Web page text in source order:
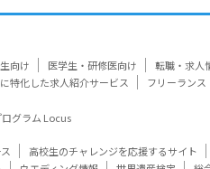
向け 医学生・研修医向け 転職・求人
特化した求人紹介サービス フリーラン
グラム Locus
高校生のチャレンジを応援するサイト